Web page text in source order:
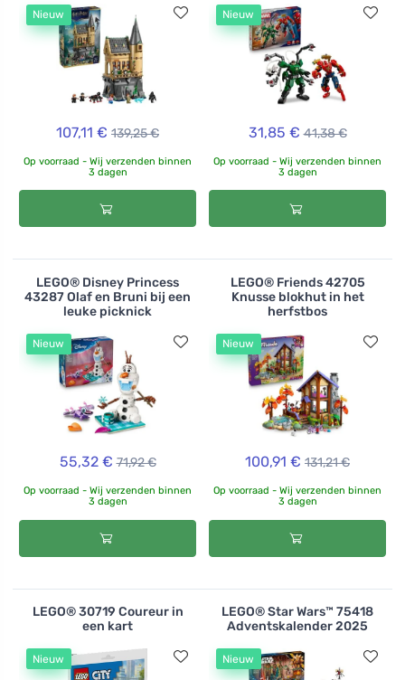
Nieuw
107,11 € 139,25 €
Op voorraad - Wij verzenden binnen
3 dagen
Nieuw
31,85 € 41,38 €
Op voorraad - Wij verzenden binnen
3 dagen
LEGO® Disney Princess
43287 Olaf en Bruni bij een
leuke picknick
Nieuw
55,32 € 71,92 €
Op voorraad - Wij verzenden binnen
3 dagen
LEGO® Friends 42705
Knusse blokhut in het
herfstbos
Nieuw
100,91 € 131,21 €
Op voorraad - Wij verzenden binnen
3 dagen
LEGO® 30719 Coureur in
een kart
Nieuw
LEGO® Star Wars™ 75418
Adventskalender 2025
Nieuw